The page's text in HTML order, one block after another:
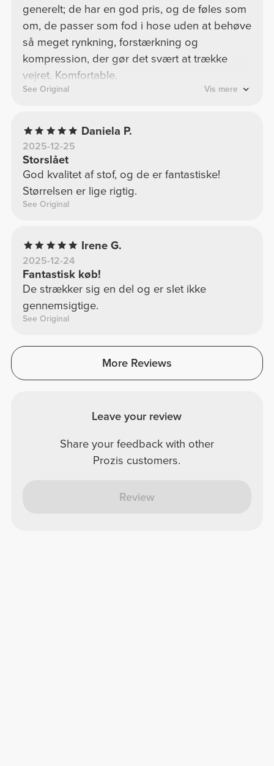
generelt; de har en god pris, og de føles som
om, de passer som fod i hose uden at behøve
så meget rynkning, forstærkning og
kompression, der gør det svært at trække
vejret. Komfortable.
See Original Vis mere
Daniela P.
2025-12-25
Storslået
God kvalitet af stof, og de er fantastiske!
Størrelsen er lige rigtig.
See Original
Irene G.
2025-12-24
Fantastisk køb!
De strækker sig en del og er slet ikke
gennemsigtige.
See Original
More Reviews
Leave your review
Share your feedback with other
Prozis customers.
Review